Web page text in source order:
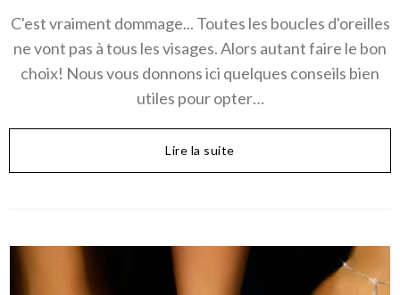
C'est vraiment dommage... Toutes les boucles d'oreilles
ne vont pas à tous les visages. Alors autant faire le bon
choix! Nous vous donnons ici quelques conseils bien
utiles pour opter…
Lire la suite